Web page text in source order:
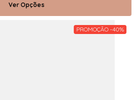
Ver Opções
PROMOÇÃO -40%